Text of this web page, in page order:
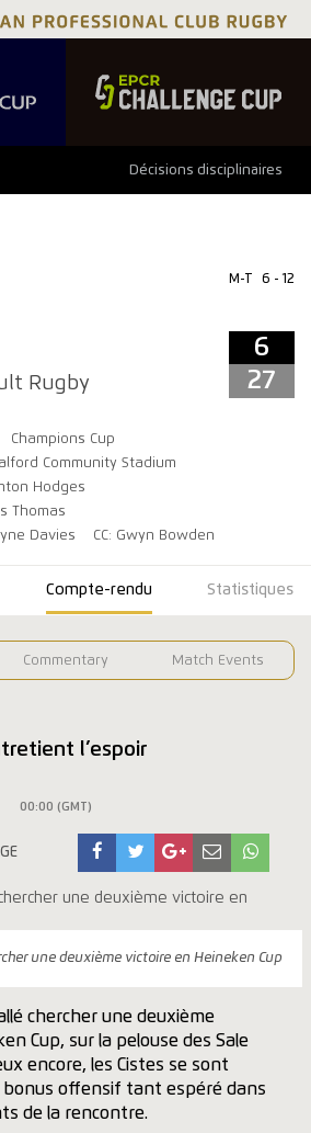
Décisions disciplinaires
Rugby
M-T 6 - 12
6
27
Champions Cup
Community Stadium
Hodges
Thomas
Davies
CC: Gwyn Bowden
6 27
Compte-rendu Statistiques
Commentary Match Events
l’espoir
00:00 (GMT)
une deuxième victoire en Heineken Cup
chercher une deuxième
Cup, sur la pelouse des Sale
encore, les Cistes se sont
offensif tant espéré dans
de la rencontre.